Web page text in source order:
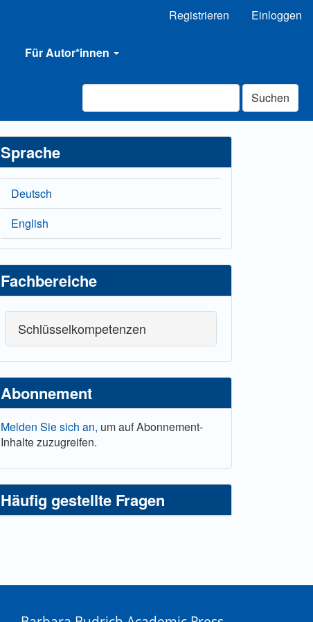
Registrieren Einloggen
Für Autor*innen
Suchen
Sprache
Deutsch
English
Fachbereiche
Schlüsselkompetenzen
Abonnement
Melden Sie sich an, um auf Abonnement-
Inhalte zuzugreifen.
Häufig gestellte Fragen